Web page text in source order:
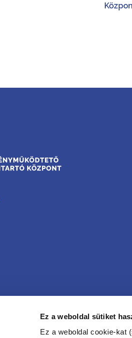
Ez a weboldal sütiket
Ez a weboldal cookie-kat